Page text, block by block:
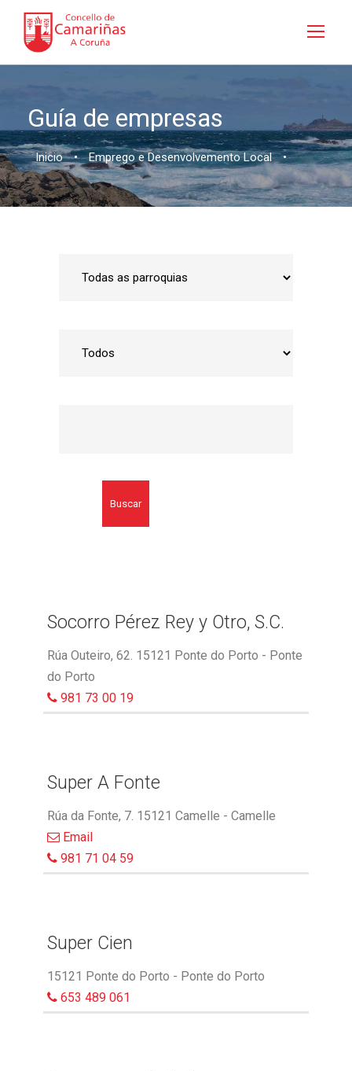
Guía de empresas
Inicio • Emprego e Desenvolvemento Local •
Buscar
Socorro Pérez Rey y Otro, S.C.
Rúa Outeiro, 62. 15121 Ponte do Porto - Ponte
do Porto
981 73 00 19
Super A Fonte
Rúa da Fonte, 7. 15121 Camelle - Camelle
Email
981 71 04 59
Super Cien
15121 Ponte do Porto - Ponte do Porto
653 489 061